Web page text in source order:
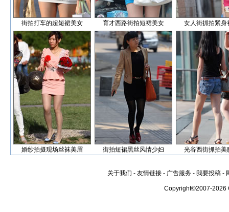
街拍打车的超短裙美女 育才西路街拍短裙美女 女人街抓拍紧身
婚纱拍摄现场丝袜美眉 街拍短裙黑丝风情少妇 光谷西街抓拍美
关于我们 - 友情链接 - 广告服务 - 我要投稿 -
Copyright©2007-2026